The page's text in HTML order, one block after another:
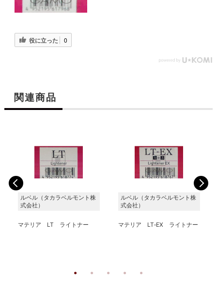
役に立った 0
関連商品
ルベル（タカラベルモント株
式会社）
マテリア LT ライトナー
ルベル（タカラベルモント株
式会社）
マテリア LT‐EX ライトナー